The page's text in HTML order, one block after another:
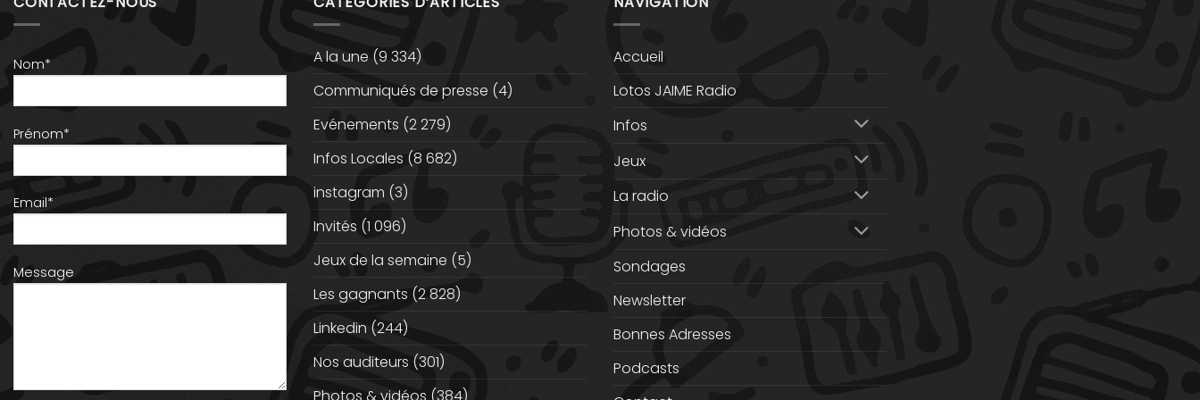
Nom*
Prénom*
Email*
Message
A la une (9 334)
Communiqués de presse (4)
Evénements (2 279)
Infos Locales (8 682)
instagram (3)
Invités (1 096)
Jeux de la semaine (5)
Les gagnants (2 828)
Linkedin (244)
Nos auditeurs (301)
Accueil
Lotos JAIME Radio
Infos
Jeux
La radio
Photos & vidéos
Sondages
Newsletter
Bonnes Adresses
Podcasts